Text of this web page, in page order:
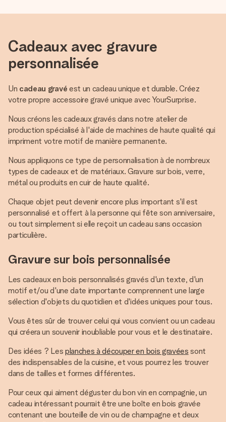
Cadeaux avec gravure
personnalisée
Un cadeau gravé est un cadeau unique et durable. Créez
votre propre accessoire gravé unique avec YourSurprise.
Nous créons les cadeaux gravés dans notre atelier de
production spécialisé à l'aide de machines de haute qualité qui
impriment votre motif de manière permanente.
Nous appliquons ce type de personnalisation à de nombreux
types de cadeaux et de matériaux. Gravure sur bois, verre,
métal ou produits en cuir de haute qualité.
Chaque objet peut devenir encore plus important s'il est
personnalisé et offert à la personne qui fête son anniversaire,
ou tout simplement si elle reçoit un cadeau sans occasion
particulière.
Gravure sur bois personnalisée
Les cadeaux en bois personnalisés gravés d'un texte, d'un
motif et/ou d'une date importante comprennent une large
sélection d'objets du quotidien et d'idées uniques pour tous.
Vous êtes sûr de trouver celui qui vous convient ou un cadeau
qui créera un souvenir inoubliable pour vous et le destinataire.
Des idées ? Les planches à découper en bois gravées sont
des indispensables de la cuisine, et vous pourrez les trouver
dans de tailles et formes différentes.
Pour ceux qui aiment déguster du bon vin en compagnie, un
cadeau intéressant pourrait être une boîte en bois gravée
contenant une bouteille de vin ou de champagne et deux